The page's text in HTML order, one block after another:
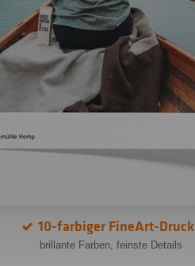
10-farbiger FineArt-Druck
brillante Farben, feinste Details